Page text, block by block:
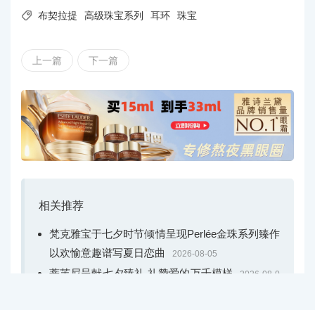
 布契拉提 高级珠宝系列 耳环 珠宝
上一篇 下一篇
相关推荐
梵克雅宝于七夕时节倾情呈现Perlée金珠系列臻作
以欢愉意趣谱写夏日恋曲
2026-08-05
蒂芙尼呈献七夕臻礼 礼赞爱的万千模样 2026-08-0